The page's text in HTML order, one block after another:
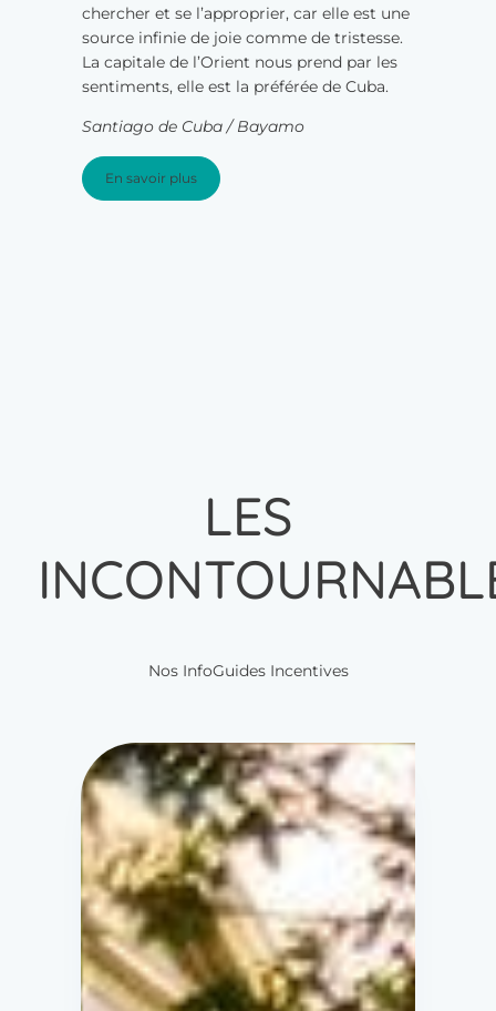
chercher et se l’approprier, car elle est une
source infinie de joie comme de tristesse.
La capitale de l’Orient nous prend par les
sentiments, elle est la préférée de Cuba.
Santiago de Cuba / Bayamo
En savoir plus
LES
Nos InfoGuides Incentives